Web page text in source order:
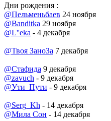
Дни рождения :
@Пельменьбаев 24 ноября
@Banditka 29 ноября
@L''eka - 4 декабря
@Твоя ЗаноЗа 7 декабря
@Стафида 9 декабря
@zavuch - 9 декабря
@Ути_Пути - 9 декабря
@Serg_Kh - 14 декабря
@Мила Сон - 14 декабря